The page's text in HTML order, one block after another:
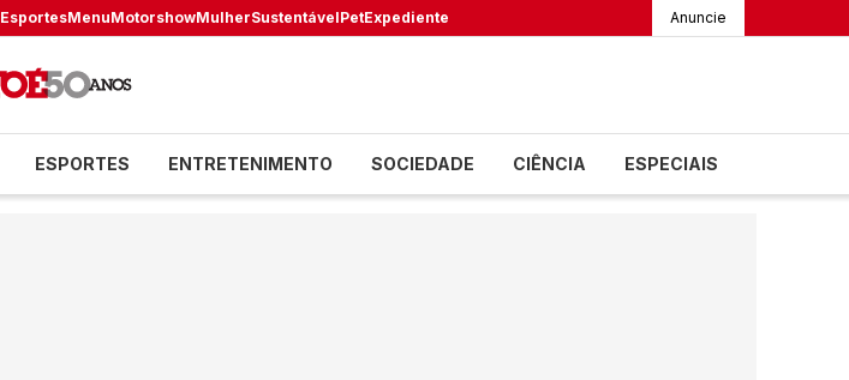
EsportesMenuMotorshowMulherSustentávelPetExpediente Anuncie
ESPORTES ENTRETENIMENTO SOCIEDADE CIÊNCIA ESPECIAIS